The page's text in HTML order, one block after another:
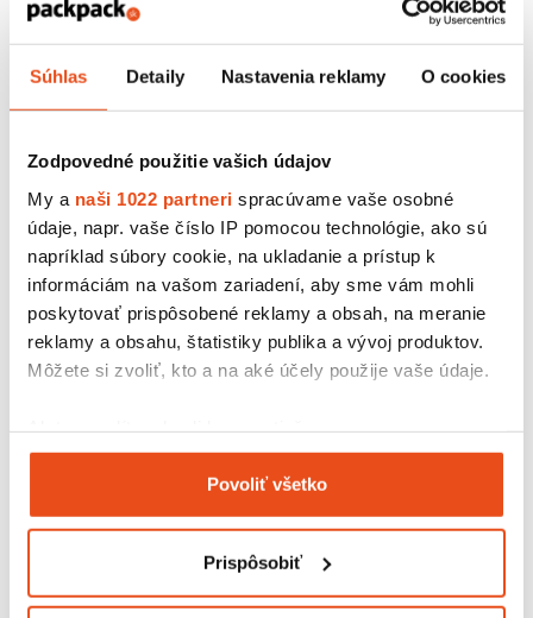
Súhlas Detaily Nastavenia reklamy O cookies
Zodpovedné použitie vašich údajov
My a naši 1022 partneri spracúvame vaše osobné
údaje, napr. vaše číslo IP pomocou technológie, ako sú
napríklad súbory cookie, na ukladanie a prístup k
informáciám na vašom zariadení, aby sme vám mohli
poskytovať prispôsobené reklamy a obsah, na meranie
reklamy a obsahu, štatistiky publika a vývoj produktov.
Môžete si zvoliť, kto a na aké účely použije vaše údaje.
Zhromažďovať informácie o vašej geografickej
polohe s presnosťou na niekoľko metrov
Identifikovať vaše zariadenie aktívnym
Viac informácií o tom, ako sa spracúvajú vaše osobné
Povoliť všetko
Prispôsobiť
Papierová taška 220x100x280